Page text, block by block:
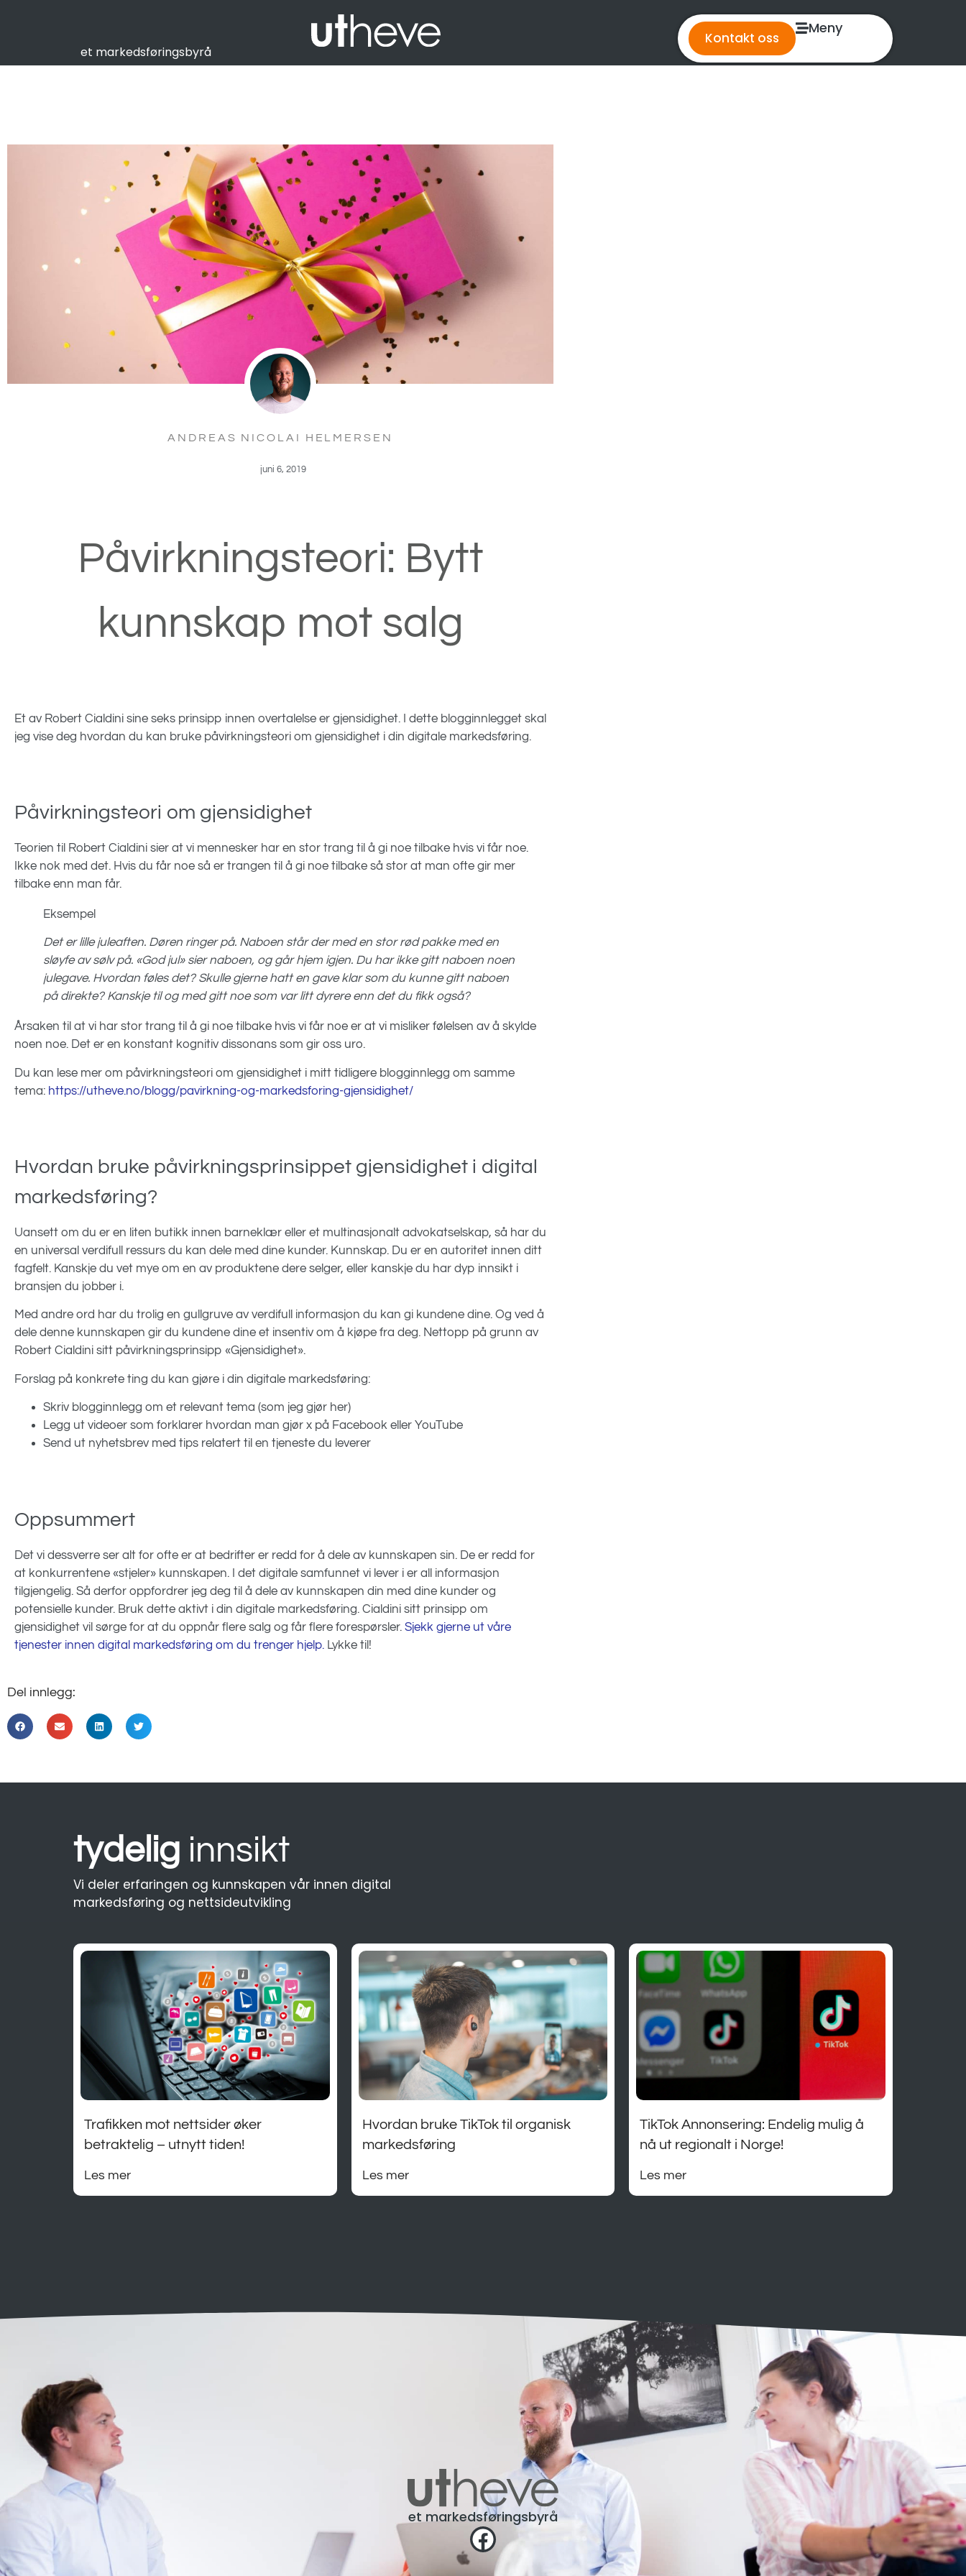
et markedsføringsbyrå
Kontakt oss
Meny
ANDREAS NICOLAI HELMERSEN
juni 6, 2019
Påvirkningsteori: Bytt
kunnskap mot salg
Et av Robert Cialdini sine seks prinsipp innen overtalelse er gjensidighet. I dette blogginnlegget skal
jeg vise deg hvordan du kan bruke påvirkningsteori om gjensidighet i din digitale markedsføring.
Påvirkningsteori om gjensidighet
Teorien til Robert Cialdini sier at vi mennesker har en stor trang til å gi noe tilbake hvis vi får noe.
Ikke nok med det. Hvis du får noe så er trangen til å gi noe tilbake så stor at man ofte gir mer
tilbake enn man får.
Eksempel
Det er lille juleaften. Døren ringer på. Naboen står der med en stor rød pakke med en
sløyfe av sølv på. «God jul» sier naboen, og går hjem igjen. Du har ikke gitt naboen noen
julegave. Hvordan føles det? Skulle gjerne hatt en gave klar som du kunne gitt naboen
på direkte? Kanskje til og med gitt noe som var litt dyrere enn det du fikk også?
Årsaken til at vi har stor trang til å gi noe tilbake hvis vi får noe er at vi misliker følelsen av å skylde
noen noe. Det er en konstant kognitiv dissonans som gir oss uro.
Du kan lese mer om påvirkningsteori om gjensidighet i mitt tidligere blogginnlegg om samme
tema: https://utheve.no/blogg/pavirkning-og-markedsforing-gjensidighet/
Hvordan bruke påvirkningsprinsippet gjensidighet i digital
markedsføring?
Uansett om du er en liten butikk innen barneklær eller et multinasjonalt advokatselskap, så har du
en universal verdifull ressurs du kan dele med dine kunder. Kunnskap. Du er en autoritet innen ditt
fagfelt. Kanskje du vet mye om en av produktene dere selger, eller kanskje du har dyp innsikt i
bransjen du jobber i.
Med andre ord har du trolig en gullgruve av verdifull informasjon du kan gi kundene dine. Og ved å
dele denne kunnskapen gir du kundene dine et insentiv om å kjøpe fra deg. Nettopp på grunn av
Robert Cialdini sitt påvirkningsprinsipp «Gjensidighet».
Forslag på konkrete ting du kan gjøre i din digitale markedsføring:
Skriv blogginnlegg om et relevant tema (som jeg gjør her)
Legg ut videoer som forklarer hvordan man gjør x på Facebook eller YouTube
Send ut nyhetsbrev med tips relatert til en tjeneste du leverer
Oppsummert
Det vi dessverre ser alt for ofte er at bedrifter er redd for å dele av kunnskapen sin. De er redd for
at konkurrentene «stjeler» kunnskapen. I det digitale samfunnet vi lever i er all informasjon
tilgjengelig. Så derfor oppfordrer jeg deg til å dele av kunnskapen din med dine kunder og
potensielle kunder. Bruk dette aktivt i din digitale markedsføring. Cialdini sitt prinsipp om
gjensidighet vil sørge for at du oppnår flere salg og får flere forespørsler. Sjekk gjerne ut våre
tjenester innen digital markedsføring om du trenger hjelp. Lykke til!
Del innlegg:
tydelig innsikt
Vi deler erfaringen og kunnskapen vår innen digital
markedsføring og nettsideutvikling
Trafikken mot nettsider øker
betraktelig – utnytt tiden!
Les mer
Hvordan bruke TikTok til organisk
markedsføring
Les mer
TikTok Annonsering: Endelig mulig å
nå ut regionalt i Norge!
Les mer
et markedsføringsbyrå